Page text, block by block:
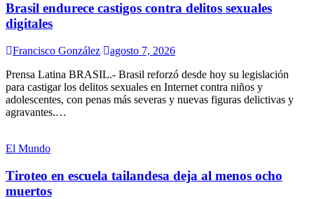
Brasil endurece castigos contra delitos sexuales
digitales
Francisco González
agosto 7, 2026
Prensa Latina BRASIL.- Brasil reforzó desde hoy su legislación
para castigar los delitos sexuales en Internet contra niños y
adolescentes, con penas más severas y nuevas figuras delictivas y
agravantes.…
El Mundo
Tiroteo en escuela tailandesa deja al menos ocho
muertos